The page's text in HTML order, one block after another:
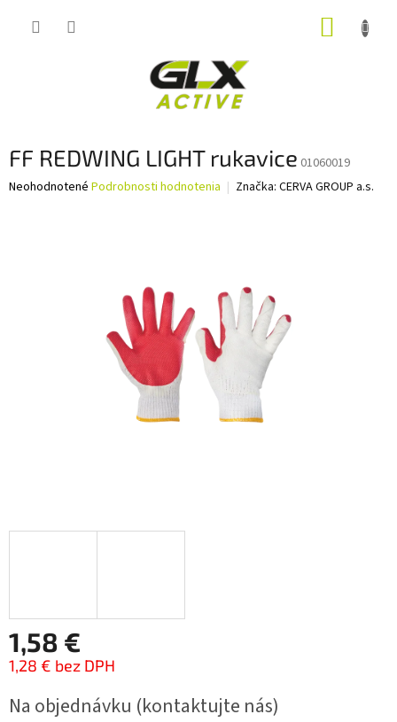
FF REDWING LIGHT rukavice 01060019
Priemerné
Neohodnotené Podrobnosti hodnotenia Značka: CERVA GROUP a.s.
1,58 €
1,28 € bez DPH
cena:
Na objednávku (kontaktujte nás)